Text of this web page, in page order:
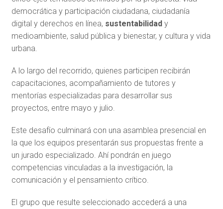
democrática y participación ciudadana, ciudadanía
digital y derechos en línea, sustentabilidady
medioambiente, salud pública y bienestar, y cultura y vida
urbana.
A lo largo del recorrido, quienes participen recibirán
capacitaciones, acompañamiento de tutores y
mentorías especializadas para desarrollar sus
proyectos, entre mayo y julio.
Este desafío culminará con una asamblea presencial en
la que los equipos presentarán sus propuestas frente a
un jurado especializado. Ahí pondrán en juego
competencias vinculadas a la investigación, la
comunicación y el pensamiento crítico.
El grupo que resulte seleccionado accederá a una